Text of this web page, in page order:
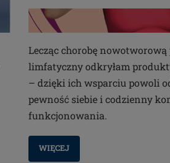
Lecząc chorobę
limfatyczny odkryłam
– dzięki ich wsparciu powoli
pewność siebie i codzienny
funkcjonowania.
WIĘCEJ